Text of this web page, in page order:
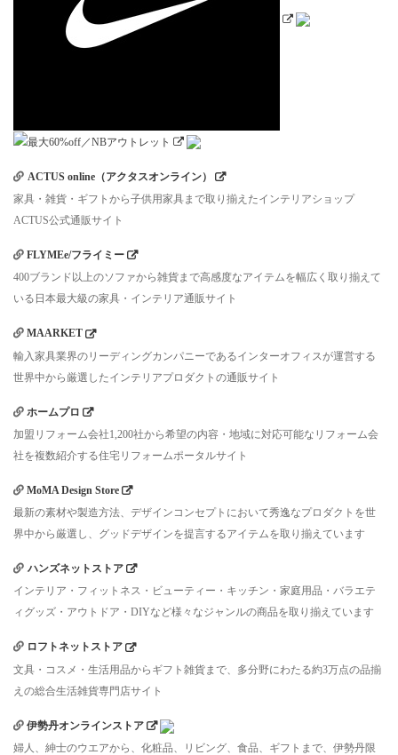
ACTUS online（アクタスオンライン）
家具・雑貨・ギフトから子供用家具まで取り揃えたインテリアショップ
ACTUS公式通販サイト
FLYMEe/フライミー
400ブランド以上のソファから雑貨まで高感度なアイテムを幅広く取り揃えて
いる日本最大級の家具・インテリア通販サイト
MAARKET
輸入家具業界のリーディングカンパニーであるインターオフィスが運営する
世界中から厳選したインテリアプロダクトの通販サイト
ホームプロ
加盟リフォーム会社1,200社から希望の内容・地域に対応可能なリフォーム会
社を複数紹介する住宅リフォームポータルサイト
MoMA Design Store
最新の素材や製造方法、デザインコンセプトにおいて秀逸なプロダクトを世
界中から厳選し、グッドデザインを提言するアイテムを取り揃えています
ハンズネットストア
インテリア・フィットネス・ビューティー・キッチン・家庭用品・バラエテ
ィグッズ・アウトドア・DIYなど様々なジャンルの商品を取り揃えています
ロフトネットストア
文具・コスメ・生活用品からギフト雑貨まで、多分野にわたる約3万点の品揃
えの総合生活雑貨専門店サイト
伊勢丹オンラインストア
婦人、紳士のウエアから、化粧品、リビング、食品、ギフトまで、伊勢丹限